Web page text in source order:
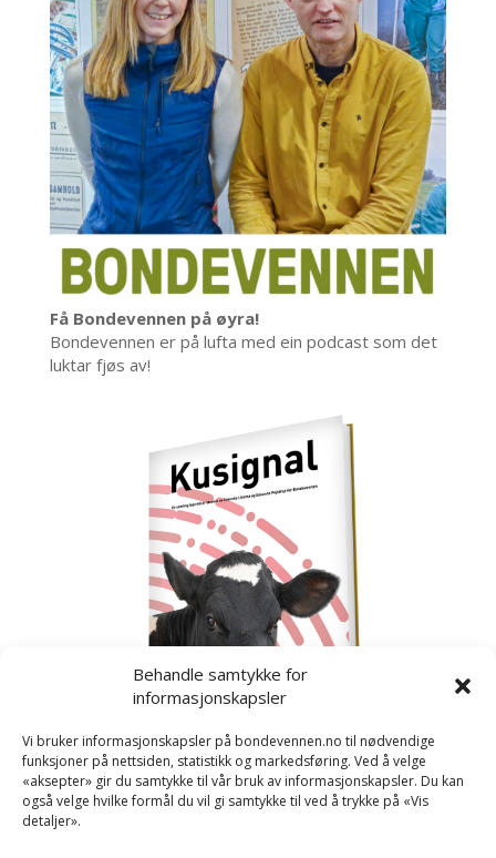
Behandle samtykke for
informasjonskapsler
Vi bruker informasjonskapsler på bondevennen.no til nødvendige
funksjoner på nettsiden, statistikk og markedsføring. Ved å velge
«aksepter» gir du samtykke til vår bruk av informasjonskapsler. Du kan
også velge hvilke formål du vil gi samtykke til ved å trykke på «Vis
detaljer».
Få Bondevennen på øyra!
Bondevennen er på lufta med ein podcast som det
luktar fjøs av!
Kusignal